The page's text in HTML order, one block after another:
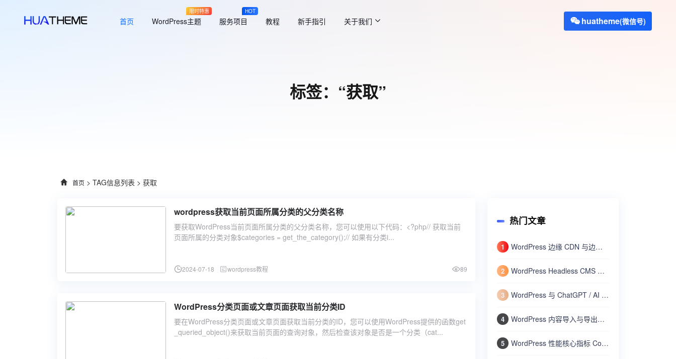
首页 WordPress主题
限时特惠
服务项目
HOT
教程 新手指引 关于我们 huatheme(微信号)
标签：“获取”
首页 > TAG信息列表 > 获取
wordpress获取当前页面所属分类的父分类名称
要获取WordPress当前页面所属分类的父分类名称，您可以使用以下代码：<?php// 获取当前
页面所属的分类对象$categories = get_the_category();// 如果有分类i...
2024-07-18 wordpress教程 89
WordPress分类页面或文章页面获取当前分类ID
要在WordPress分类页面或文章页面获取当前分类的ID，您可以使用WordPress提供的函数get
_queried_object()来获取当前页面的查询对象，然后检查该对象是否是一个分类（cat...
热门文章
1 WordPress 边缘 CDN 与边缘计算实战：使用 Cloudflare Workers 加速动态内容与全球分发
2 WordPress Headless CMS 无头架构完全指南：将 WordPress 作为内容 API 结合 Next.js/Nuxt 构建网站
3 WordPress 与 ChatGPT / AI 人工智能集成实战：自动生成文章摘要、SEO 标题和智能客服机器人
4 WordPress 内容导入与导出高级指南：使用 WP-CLI 和内置工具批量迁移文章、用户和设置
5 WordPress 性能核心指标 Core Web Vitals 优化：LCP、FID、CLS 的测量与改进方法